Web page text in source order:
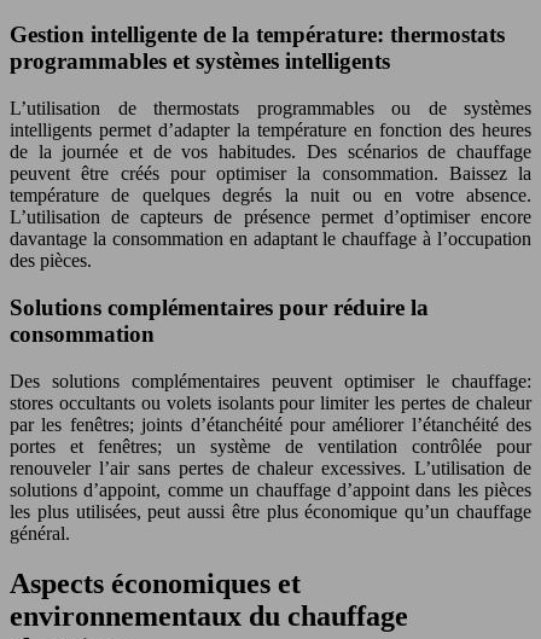
Gestion intelligente de la température: thermostats
programmables et systèmes intelligents
L’utilisation de thermostats programmables ou de systèmes
intelligents permet d’adapter la température en fonction des heures
de la journée et de vos habitudes. Des scénarios de chauffage
peuvent être créés pour optimiser la consommation. Baissez la
température de quelques degrés la nuit ou en votre absence.
L’utilisation de capteurs de présence permet d’optimiser encore
davantage la consommation en adaptant le chauffage à l’occupation
des pièces.
Solutions complémentaires pour réduire la
consommation
Des solutions complémentaires peuvent optimiser le chauffage:
stores occultants ou volets isolants pour limiter les pertes de chaleur
par les fenêtres; joints d’étanchéité pour améliorer l’étanchéité des
portes et fenêtres; un système de ventilation contrôlée pour
renouveler l’air sans pertes de chaleur excessives. L’utilisation de
solutions d’appoint, comme un chauffage d’appoint dans les pièces
les plus utilisées, peut aussi être plus économique qu’un chauffage
général.
Aspects économiques et
environnementaux du chauffage